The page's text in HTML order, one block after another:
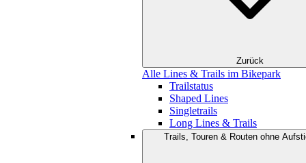
Zurück
Alle Lines & Trails im Bikepark
Trailstatus
Shaped Lines
Singletrails
Long Lines & Trails
Trails, Touren & Routen ohne